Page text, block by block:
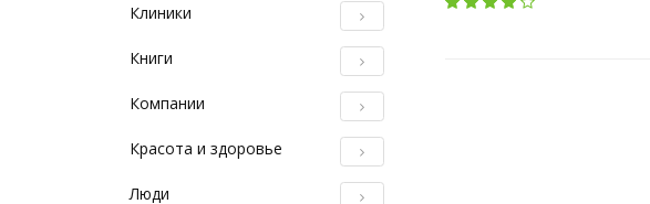
Клиники
Книги
Компании
Красота и здоровье
Люди